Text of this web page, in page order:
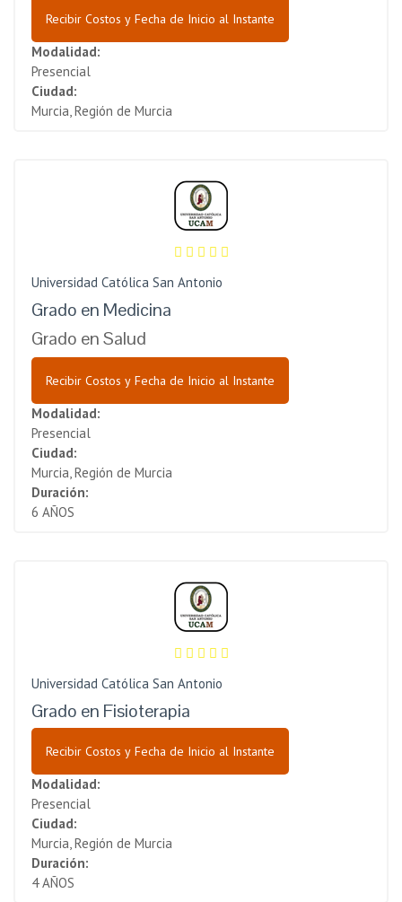
Recibir Costos y Fecha de Inicio al Instante
Modalidad:
Presencial
Ciudad:
Murcia, Región de Murcia
Universidad Católica San Antonio
Grado en Medicina
Grado en Salud
Recibir Costos y Fecha de Inicio al Instante
Modalidad:
Presencial
Ciudad:
Murcia, Región de Murcia
Duración:
6 AÑOS
Universidad Católica San Antonio
Grado en Fisioterapia
Recibir Costos y Fecha de Inicio al Instante
Modalidad:
Presencial
Ciudad:
Murcia, Región de Murcia
Duración:
4 AÑOS